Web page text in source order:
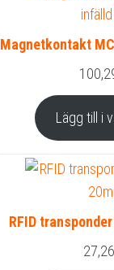
Magnetkontakt
Lägg till i
RFID
27,26